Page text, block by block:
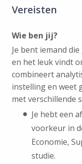
Vereisten
Wie ben jij?
Je bent iemand
en het leuk vindt
combineert
instelling en weet
met verschillende
Je hebt een
voorkeur in
Economie,
studie.